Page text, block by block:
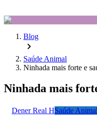
Blog
Saúde Animal
Ninhada mais forte e
Ninhada mais
Dener Real HSaúde Animal